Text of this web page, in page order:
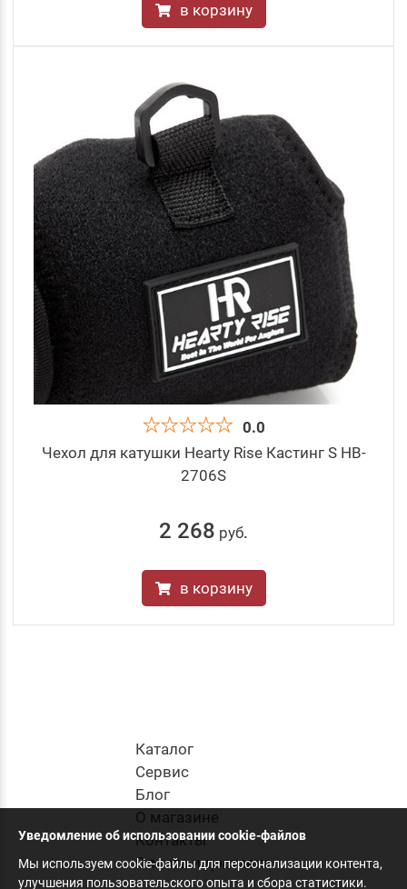
в корзину
0.0
Чехол для катушки Hearty Rise Кастинг S HB-
2706S
2 268 руб.
в корзину
Каталог
Cервис
Блог
О магазине
Контакты
Оплата и доставка
Уведомление об использовании cookie-файлов
Мы используем cookie-файлы для персонализации контента,
улучшения пользовательского опыта и сбора статистики.